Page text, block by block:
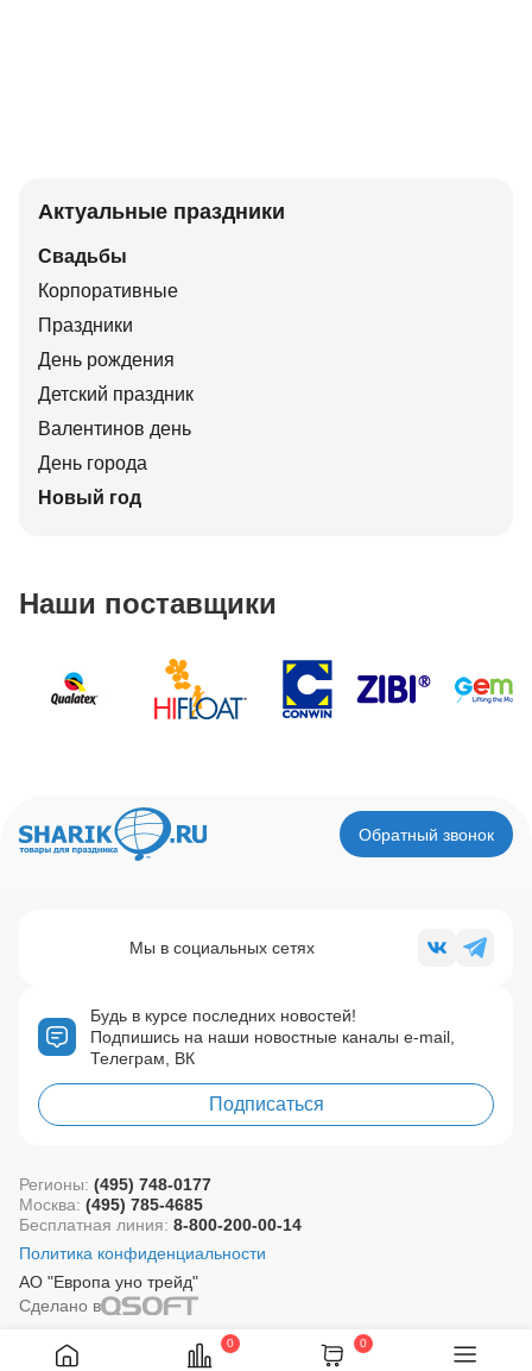
0 0
Актуальные праздники
Свадьбы
Корпоративные
Праздники
День рождения
Детский праздник
Валентинов день
День города
Новый год
Наши поставщики
Обратный звонок
Будь в курсе последних новостей!
Подпишись на наши новостные каналы e-mail,
Телеграм, ВК
Подписаться
Мы в социальных сетях
АО "Европа уно трейд"
Регионы: (495) 748-0177
Москва: (495) 785-4685
Бесплатная линия: 8-800-200-00-14
Политика конфиденциальности
Сделано в